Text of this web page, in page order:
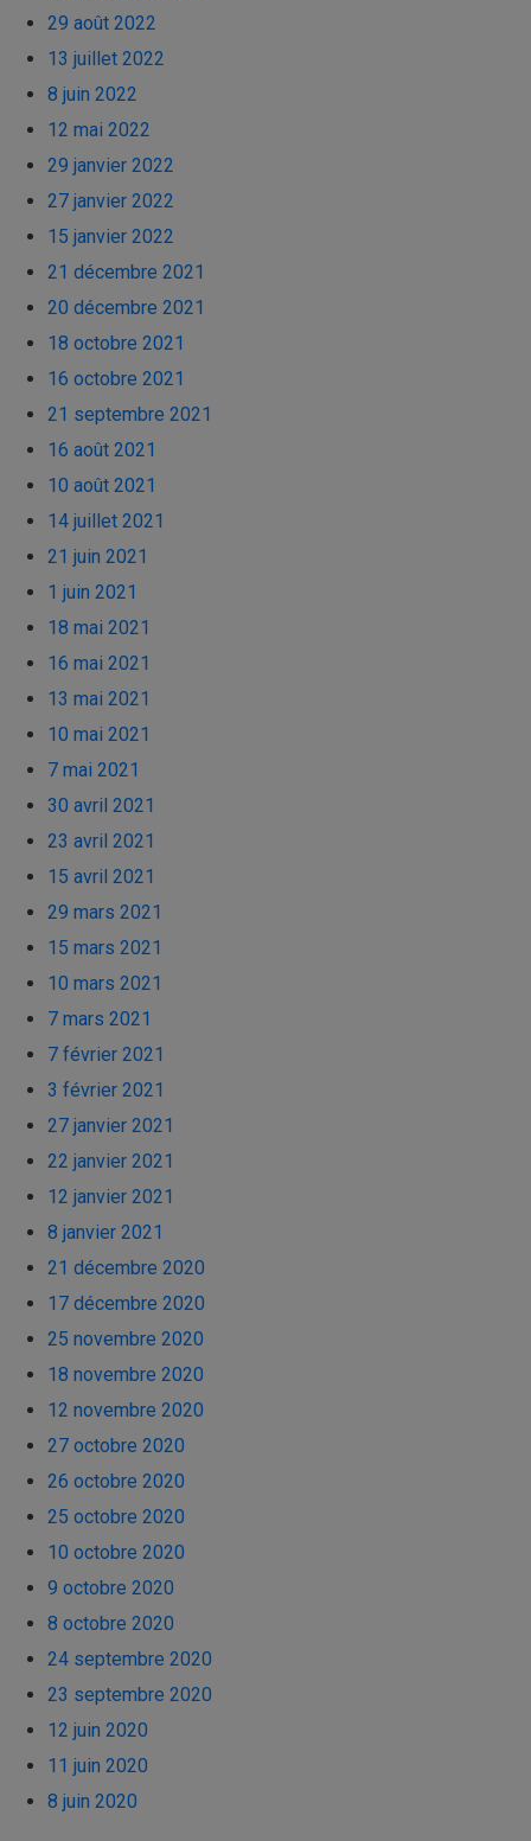
29 août 2022
13 juillet 2022
8 juin 2022
12 mai 2022
29 janvier 2022
27 janvier 2022
15 janvier 2022
21 décembre 2021
20 décembre 2021
18 octobre 2021
16 octobre 2021
21 septembre 2021
16 août 2021
10 août 2021
14 juillet 2021
21 juin 2021
1 juin 2021
18 mai 2021
16 mai 2021
13 mai 2021
10 mai 2021
7 mai 2021
30 avril 2021
23 avril 2021
15 avril 2021
29 mars 2021
15 mars 2021
10 mars 2021
7 mars 2021
7 février 2021
3 février 2021
27 janvier 2021
22 janvier 2021
12 janvier 2021
8 janvier 2021
21 décembre 2020
17 décembre 2020
25 novembre 2020
18 novembre 2020
12 novembre 2020
27 octobre 2020
26 octobre 2020
25 octobre 2020
10 octobre 2020
9 octobre 2020
8 octobre 2020
24 septembre 2020
23 septembre 2020
12 juin 2020
11 juin 2020
8 juin 2020